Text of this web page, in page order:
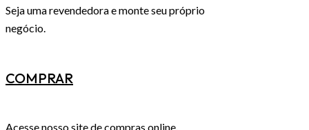
Seja uma revendedora e monte seu próprio
negócio.
COMPRAR
Acesse nosso site de compras online.